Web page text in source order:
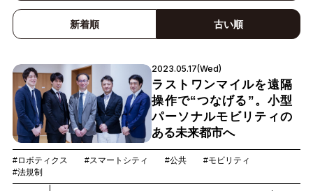
イノベーション#IoT
スマートファクトリー
スマートライフ
ロボティクス
#建設#メタバース#5G#セキュリティ#OPEN HUB#教育
#デジタルツイン
新着順 古い順
2023.05.17(Wed)
ラストワンマイルを遠隔
操作で“つなげる”。小型
パーソナルモビリティの
ある未来都市へ
#ロボティクス #スマートシティ #公共
#モビリティ
#法規制